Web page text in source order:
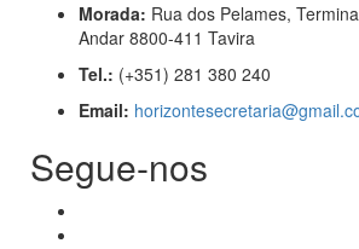
Morada: Rua dos Pelames,
Andar 8800-411 Tavira
Tel.: (+351) 281 380 240
Email:
Segue-nos